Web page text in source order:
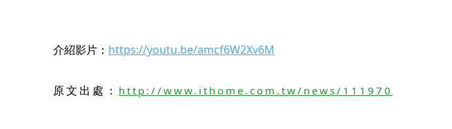
介紹影片： https://youtu.be/amcf6W2Xv6M
原文出處： http://www.ithome.com.tw/news/111970